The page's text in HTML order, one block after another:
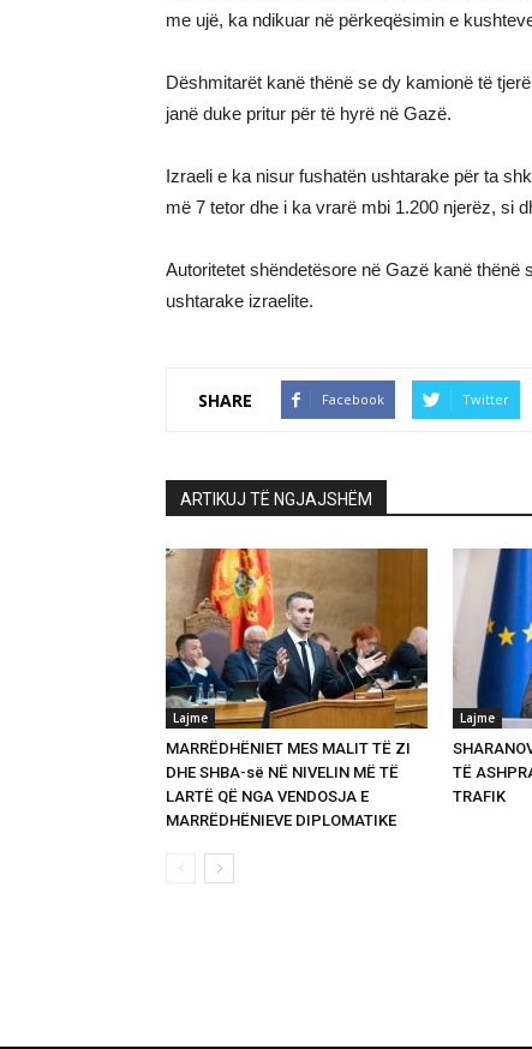
me ujë, ka ndikuar në përkeqësimin e
Dëshmitarët kanë thënë se dy kamionë të
janë duke pritur për të hyrë në Gazë.
Izraeli e ka nisur fushatën ushtarake për ta
më 7 tetor dhe i ka vrarë mbi 1.200 njerëz, si
Autoritetet shëndetësore në Gazë kanë thënë
ushtarake izraelite.
SHARE Facebook Twitter
ARTIKUJ TË NGJAJSHËM
Lajme
MARRËDHËNIET MES MALIT TË ZI
DHE SHBA-së NË NIVELIN MË TË
LARTË QË NGA VENDOSJA E
MARRËDHËNIEVE DIPLOMATIKE
Lajme
TË
TRAFIK